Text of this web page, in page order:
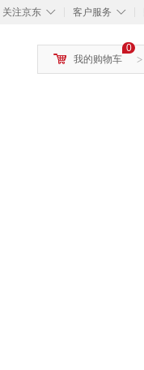
◇
关注京东 ◇
客户服务
>
0
我的购物车